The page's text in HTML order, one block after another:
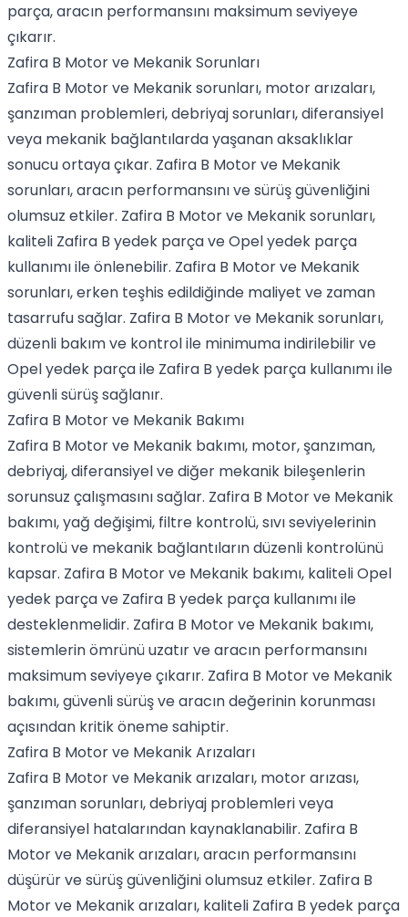
parça, aracın performansını maksimum seviyeye
çıkarır.
Zafira B Motor ve Mekanik Sorunları
Zafira B Motor ve Mekanik sorunları, motor arızaları,
şanzıman problemleri, debriyaj sorunları, diferansiyel
veya mekanik bağlantılarda yaşanan aksaklıklar
sonucu ortaya çıkar. Zafira B Motor ve Mekanik
sorunları, aracın performansını ve sürüş güvenliğini
olumsuz etkiler. Zafira B Motor ve Mekanik sorunları,
kaliteli Zafira B yedek parça ve Opel yedek parça
kullanımı ile önlenebilir. Zafira B Motor ve Mekanik
sorunları, erken teşhis edildiğinde maliyet ve zaman
tasarrufu sağlar. Zafira B Motor ve Mekanik sorunları,
düzenli bakım ve kontrol ile minimuma indirilebilir ve
Opel yedek parça ile Zafira B yedek parça kullanımı ile
güvenli sürüş sağlanır.
Zafira B Motor ve Mekanik Bakımı
Zafira B Motor ve Mekanik bakımı, motor, şanzıman,
debriyaj, diferansiyel ve diğer mekanik bileşenlerin
sorunsuz çalışmasını sağlar. Zafira B Motor ve Mekanik
bakımı, yağ değişimi, filtre kontrolü, sıvı seviyelerinin
kontrolü ve mekanik bağlantıların düzenli kontrolünü
kapsar. Zafira B Motor ve Mekanik bakımı, kaliteli Opel
yedek parça ve Zafira B yedek parça kullanımı ile
desteklenmelidir. Zafira B Motor ve Mekanik bakımı,
sistemlerin ömrünü uzatır ve aracın performansını
maksimum seviyeye çıkarır. Zafira B Motor ve Mekanik
bakımı, güvenli sürüş ve aracın değerinin korunması
açısından kritik öneme sahiptir.
Zafira B Motor ve Mekanik Arızaları
Zafira B Motor ve Mekanik arızaları, motor arızası,
şanzıman sorunları, debriyaj problemleri veya
diferansiyel hatalarından kaynaklanabilir. Zafira B
Motor ve Mekanik arızaları, aracın performansını
düşürür ve sürüş güvenliğini olumsuz etkiler. Zafira B
Motor ve Mekanik arızaları, kaliteli Zafira B yedek parça